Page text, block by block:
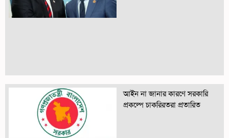
আইন না জানার কারণে সরকারি
প্রকল্পে চাকরিরতরা প্রতারিত